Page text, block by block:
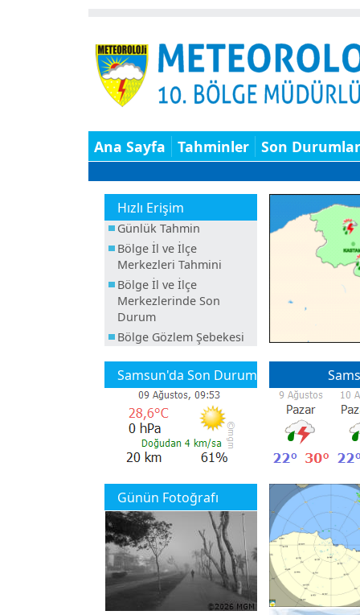
Ana Sayfa Tahminler Son Durumlar
Hızlı Erişim
Günlük Tahmin
Bölge İl ve İlçe
Merkezleri Tahmini
Bölge İl ve İlçe
Merkezlerinde Son
Durum
Bölge Gözlem Şebekesi
Samsun'da Son Durum
Günün Fotoğrafı